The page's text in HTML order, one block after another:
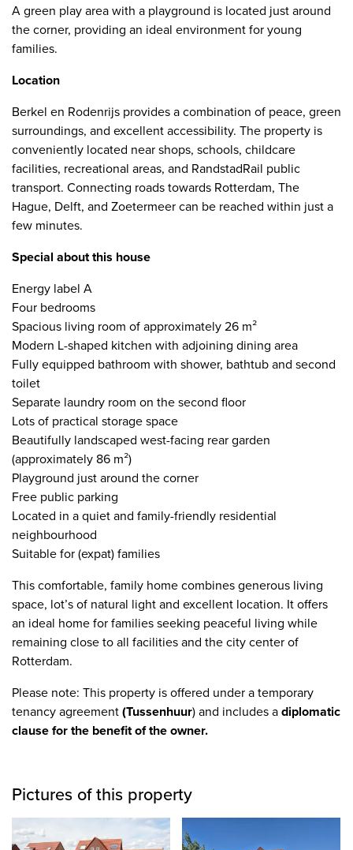
A green play area with a playground is located just around
the corner, providing an ideal environment for young
families.
Location
Berkel en Rodenrijs provides a combination of peace, green
surroundings, and excellent accessibility. The property is
conveniently located near shops, schools, childcare
facilities, recreational areas, and RandstadRail public
transport. Connecting roads towards Rotterdam, The
Hague, Delft, and Zoetermeer can be reached within just a
few minutes.
Special about this house
Energy label A
Four bedrooms
Spacious living room of approximately 26 m²
Modern L-shaped kitchen with adjoining dining area
Fully equipped bathroom with shower, bathtub and second
toilet
Separate laundry room on the second floor
Lots of practical storage space
Beautifully landscaped west-facing rear garden
(approximately 86 m²)
Playground just around the corner
Free public parking
Located in a quiet and family-friendly residential
neighbourhood
Suitable for (expat) families
This comfortable, family home combines generous living
space, lot’s of natural light and excellent location. It offers
an ideal home for families seeking peaceful living while
remaining close to all facilities and the city center of
Rotterdam.
Please note: This property is offered under a temporary
tenancy agreement(Tussenhuur) and includes adiplomatic
clause for the benefit of the owner.
Pictures of this property